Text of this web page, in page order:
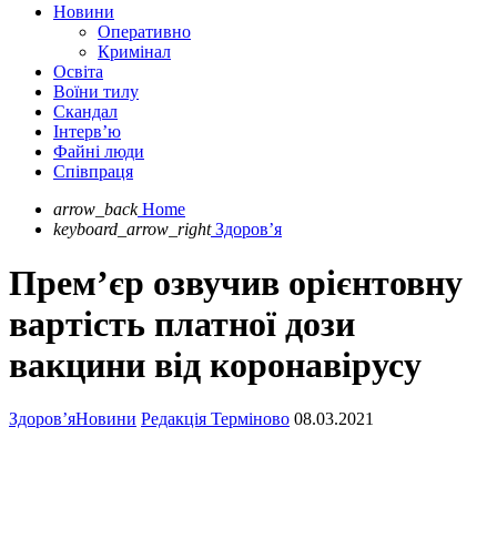
Новини
Оперативно
Кримінал
Освіта
Воїни тилу
Скандал
Інтерв’ю
Файні люди
Співпраця
arrow_back Home
keyboard_arrow_right Здоров’я
Прем’єр озвучив орієнтовну
вартість платної дози
вакцини від коронавірусу
Здоров’яНовини Редакція Терміново 08.03.2021